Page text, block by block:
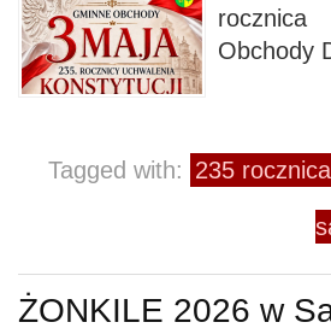
Obchody
Tagged with: 235
ŻONKILE 2026 w